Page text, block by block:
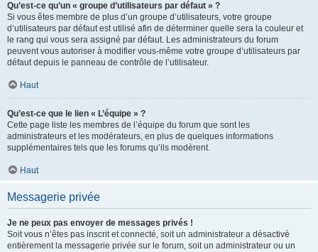
Qu’est-ce qu’un « groupe d’utilisateurs par défaut » ?
Si vous êtes membre de plus d’un groupe d’utilisateurs, votre groupe
d’utilisateurs par défaut est utilisé afin de déterminer quelle sera la couleur et
le rang qui vous sera assigné par défaut. Les administrateurs du forum
peuvent vous autoriser à modifier vous-même votre groupe d’utilisateurs par
défaut depuis le panneau de contrôle de l’utilisateur.
Haut
Qu’est-ce que le lien « L’équipe » ?
Cette page liste les membres de l’équipe du forum que sont les
administrateurs et les modérateurs, en plus de quelques informations
supplémentaires tels que les forums qu’ils modèrent.
Haut
Messagerie privée
Je ne peux pas envoyer de messages privés !
Soit vous n’êtes pas inscrit et connecté, soit un administrateur a désactivé
entièrement la messagerie privée sur le forum, soit un administrateur ou un